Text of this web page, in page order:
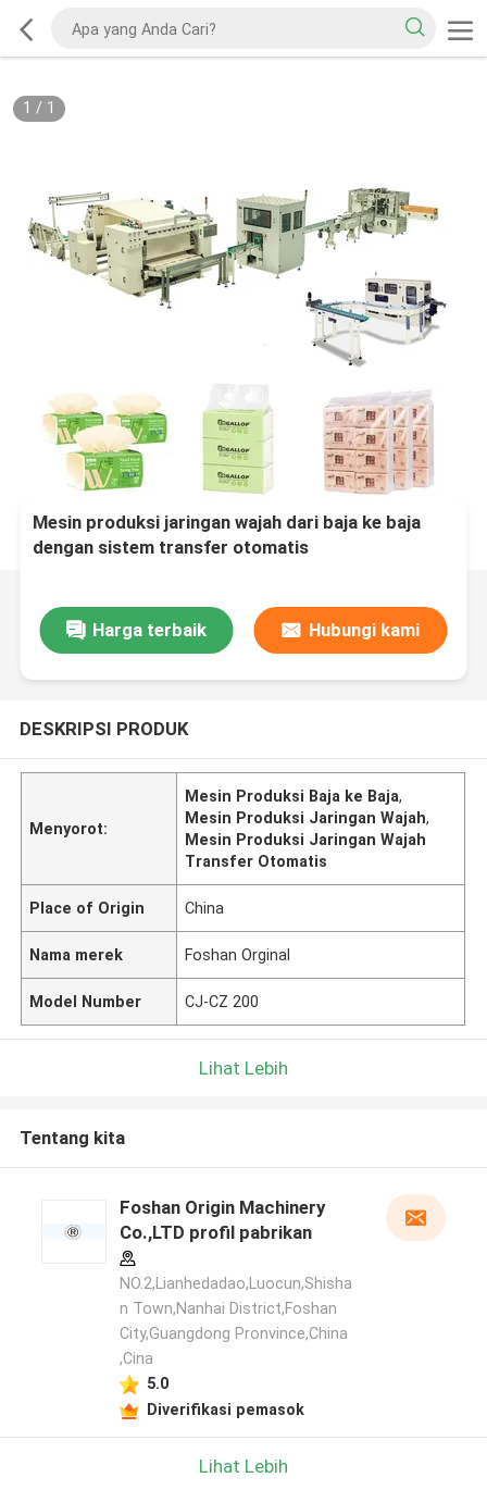
1 / 1
Mesin produksi jaringan wajah dari baja ke baja
dengan sistem transfer otomatis
Harga terbaik Hubungi kami
DESKRIPSI PRODUK
Menyorot:
Mesin Produksi Baja ke Baja,
Mesin Produksi Jaringan Wajah,
Mesin Produksi Jaringan Wajah
Transfer Otomatis
Place of Origin China
Nama merek Foshan Orginal
Model Number CJ-CZ 200
Lihat Lebih
Tentang kita
Foshan Origin Machinery
Co.,LTD profil pabrikan
NO.2,Lianhedadao,Luocun,Shisha
n Town,Nanhai District,Foshan
City,Guangdong Pronvince,China
,Cina
5.0
Diverifikasi pemasok
Lihat Lebih